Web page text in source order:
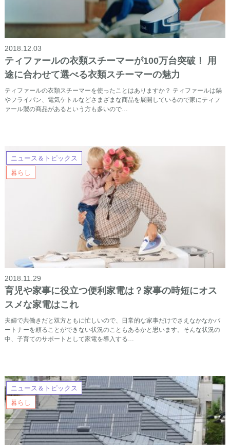
2018.12.03
ティファールの衣類スチーマーが100万台突破！ 用
途に合わせて選べる衣類スチーマーの魅力
ティファールの衣類スチーマーを使ったことはありますか？ ティファールは鍋
やフライパン、電気ケトルなどさまざまな商品を展開しているので家にティフ
ァール製の商品があるという方も多いので…
ニュース＆トピックス
暮らし
2018.11.29
育児や家事に役立つ便利家電は？家事の時短にオス
スメな家電はこれ
夫婦で共働きだと双方ともに忙しいので、日常的な家事だけでさえなかなかパ
ートナーを頼ることができない状況のこともあるかと思います。そんな状況の
中、子育てのサポートとして家電を導入する…
ニュース＆トピックス
暮らし